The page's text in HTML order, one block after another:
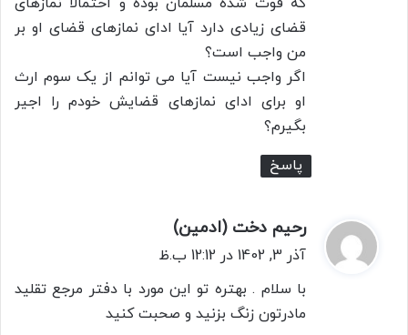
قضای زیادی دارد آیا ادای نمازهای قضای او بر
من واجب است؟
اگر واجب نیست آیا می توانم از یک سوم ارث
او برای ادای نمازهای قضایش خودم را اجیر
بگیرم؟
پاسخ
رحیم دخت (ادمین)
ف
:
آذر 3, 1402 در 12:12 ب.ظ
با سلام . بهتره تو این مورد با دفتر مرجع تقلید
مادرتون زنگ بزنید و صحبت کنید